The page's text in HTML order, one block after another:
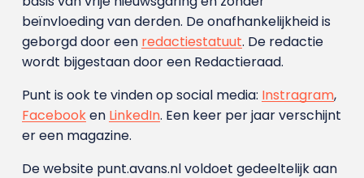
beïnvloeding van derden. De onafhankelijkheid is
geborgd door een redactiestatuut. De redactie
wordt bijgestaan door een Redactieraad.
Punt is ook te vinden op social media: Instragram,
Facebooken LinkedIn. Een keer per jaar verschijnt
er een magazine.
De website punt.avans.nl voldoet gedeeltelijk aan